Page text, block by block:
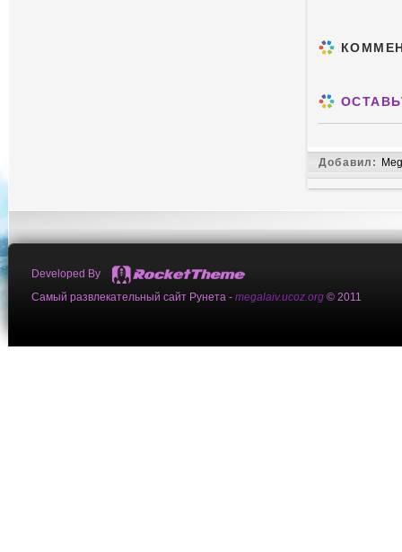
Добавил:
Developed By
Самый развлекательный сайт Рунета - megalaiv.ucoz.org © 2011